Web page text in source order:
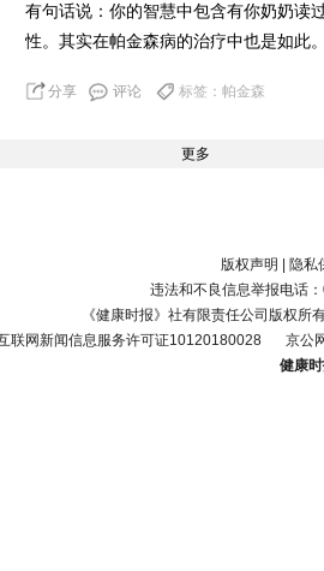
有句话说：你的智慧中包含有你奶奶读
性。其实在帕金森病的治疗中也是如此
分享 评论 标签：帕金森
更多
版权声明
隐私
违法和不良信息举报电话
《健康时报》社有限责任公司版权所
联网新闻信息服务许可证10120180028
京公
健康